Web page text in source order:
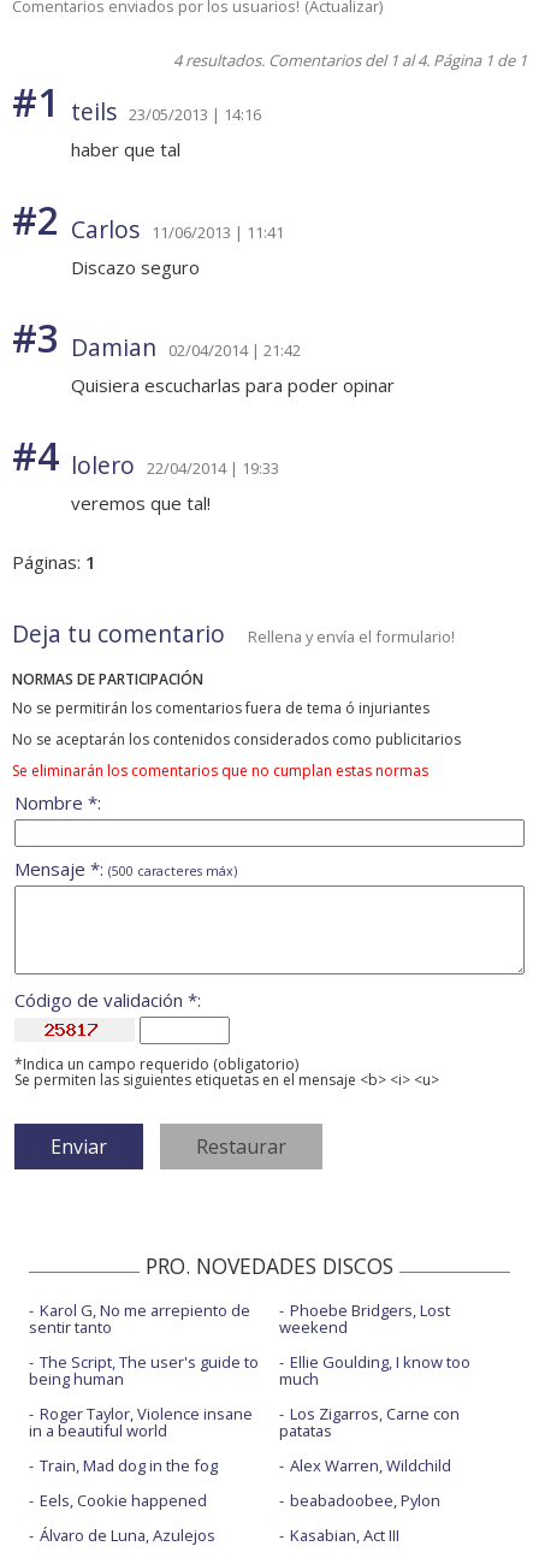
Comentarios enviados por los usuarios! (Actualizar)
4 resultados. Comentarios del 1 al 4. Página 1 de 1
#1 teils 23/05/2013 | 14:16
haber que tal
#2 Carlos 11/06/2013 | 11:41
Discazo seguro
#3 Damian 02/04/2014 | 21:42
Quisiera escucharlas para poder opinar
#4 lolero 22/04/2014 | 19:33
veremos que tal!
Páginas: 1
Deja tu comentario Rellena y envía el formulario!
NORMAS DE PARTICIPACIÓN
No se permitirán los comentarios fuera de tema ó injuriantes
No se aceptarán los contenidos considerados como publicitarios
Se eliminarán los comentarios que no cumplan estas normas
Nombre *:
Mensaje *: (500 caracteres máx)
Código de validación *:
*Indica un campo requerido (obligatorio)
Se permiten las siguientes etiquetas en el mensaje <b> <i> <u>
PRO. NOVEDADES DISCOS
Karol G, No me arrepiento de
sentir tanto
The Script, The user's guide to
being human
Roger Taylor, Violence insane
in a beautiful world
Train, Mad dog in the fog
Eels, Cookie happened
Álvaro de Luna, Azulejos
Phoebe Bridgers, Lost
weekend
Ellie Goulding, I know too
much
Los Zigarros, Carne con
patatas
Alex Warren, Wildchild
beabadoobee, Pylon
Kasabian, Act III